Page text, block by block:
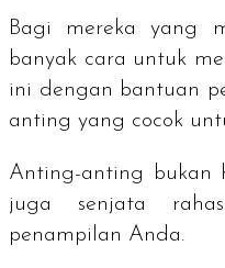
Bagi mereka yang
banyak cara untuk
ini dengan bantuan
anting yang cocok
Anting-anting bukan
juga senjata
penampilan Anda.